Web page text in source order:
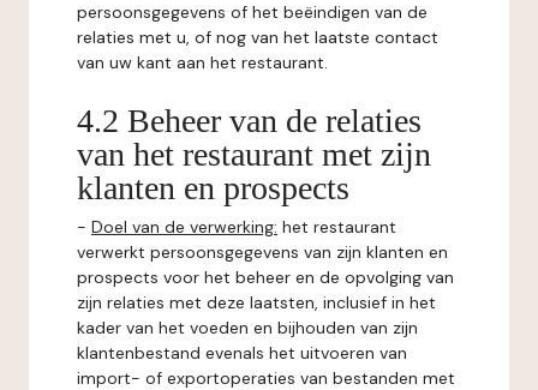
persoonsgegevens of het beëindigen van de
relaties met u, of nog van het laatste contact
van uw kant aan het restaurant.
4.2 Beheer van de relaties
van het restaurant met zijn
klanten en prospects
- Doel van de verwerking: het restaurant
verwerkt persoonsgegevens van zijn klanten en
prospects voor het beheer en de opvolging van
zijn relaties met deze laatsten, inclusief in het
kader van het voeden en bijhouden van zijn
klantenbestand evenals het uitvoeren van
import- of exportoperaties van bestanden met